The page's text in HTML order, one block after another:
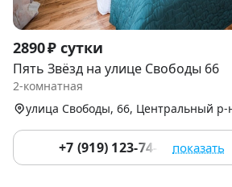
Item
1
of
9
2890 ₽ сутки
Пять Звёзд на улице Свободы 66
2-комнатная
+7 (919) 123-74-84 показать